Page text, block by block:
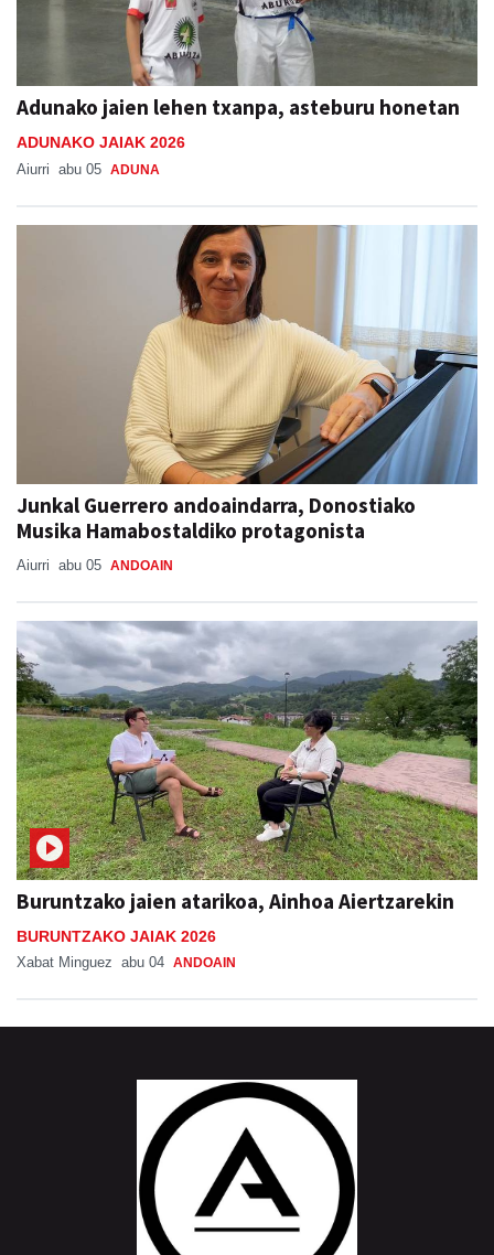
Adunako jaien lehen txanpa, asteburu honetan
ADUNAKO JAIAK 2026
Aiurri abu 05 ADUNA
Junkal Guerrero andoaindarra, Donostiako
Musika Hamabostaldiko protagonista
Aiurri abu 05 ANDOAIN
Buruntzako jaien atarikoa, Ainhoa Aiertzarekin
BURUNTZAKO JAIAK 2026
Xabat Minguez abu 04 ANDOAIN